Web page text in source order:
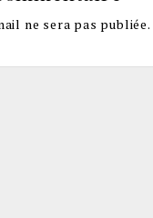
ne sera pas publiée.